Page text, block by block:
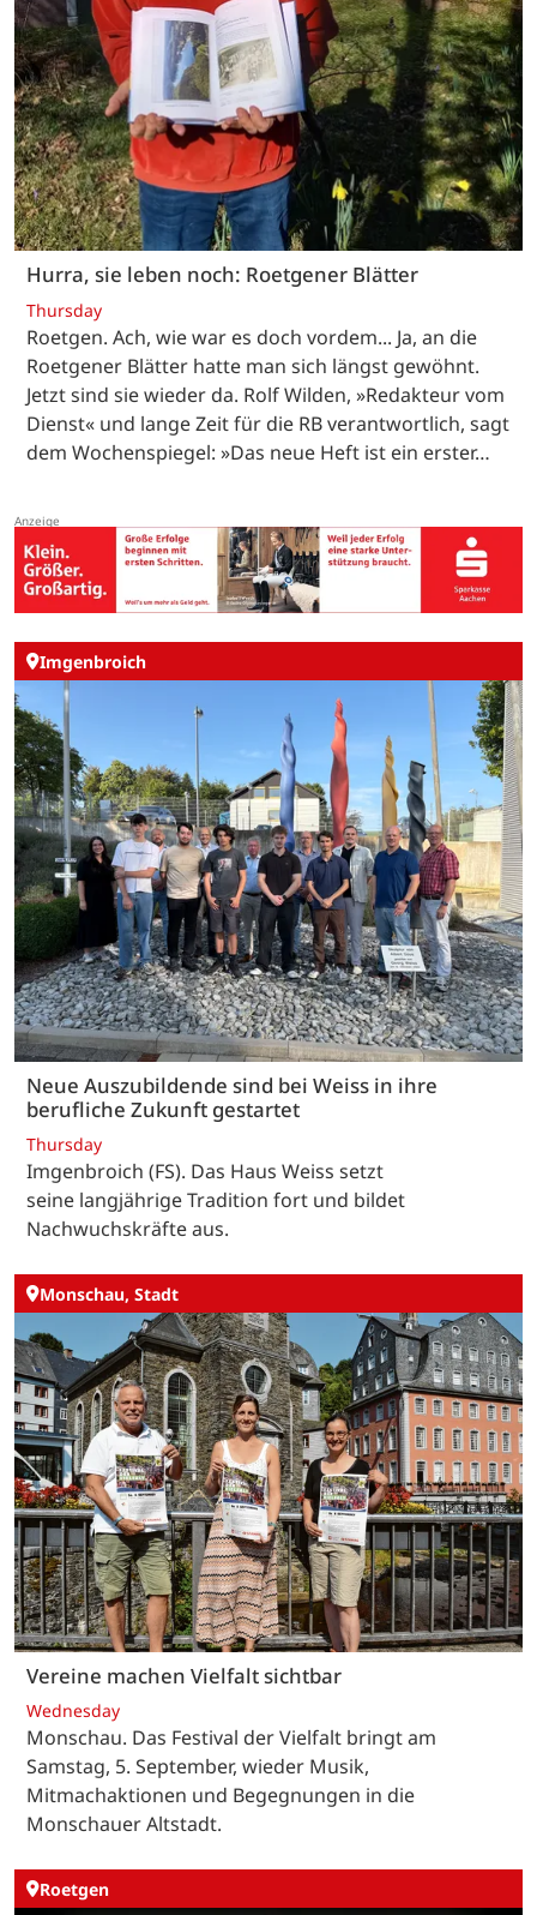
Hurra, sie leben noch: Roetgener Blätter
Thursday
Roetgen. Ach, wie war es doch vordem... Ja, an die
Roetgener Blätter hatte man sich längst gewöhnt.
Jetzt sind sie wieder da. Rolf Wilden, »Redakteur vom
Dienst« und lange Zeit für die RB verantwortlich, sagt
dem Wochenspiegel: »Das neue Heft ist ein erster…
Imgenbroich
Neue Auszubildende sind bei Weiss in ihre
berufliche Zukunft gestartet
Thursday
Imgenbroich (FS). Das Haus Weiss setzt
seine langjährige Tradition fort und bildet
Nachwuchskräfte aus.
Monschau, Stadt
Vereine machen Vielfalt sichtbar
Wednesday
Monschau. Das Festival der Vielfalt bringt am
Samstag, 5. September, wieder Musik,
Mitmachaktionen und Begegnungen in die
Monschauer Altstadt.
Roetgen